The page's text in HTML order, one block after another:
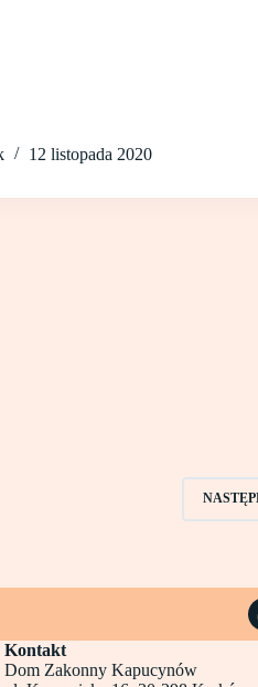
12 listopada 2020
Kontakt
Dom Zakonny Kapucynów